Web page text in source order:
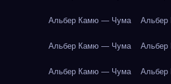
Альбер Камю — Чума
Альбер Камю — Чума
Альбер Камю — Чума